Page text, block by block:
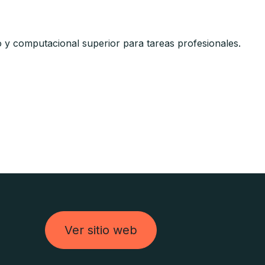
computacional superior para tareas profesionales.
Ver sitio web